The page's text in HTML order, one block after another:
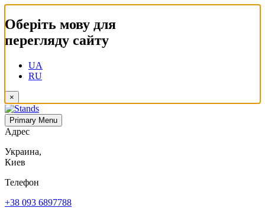
Оберіть мову для
перегляду сайту
UA
RU
×
Primary Menu
Адрес
Украина,
Киев
Телефон
+38 093 6897788